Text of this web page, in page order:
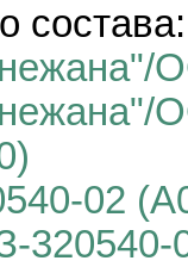
состава:
02
320540-